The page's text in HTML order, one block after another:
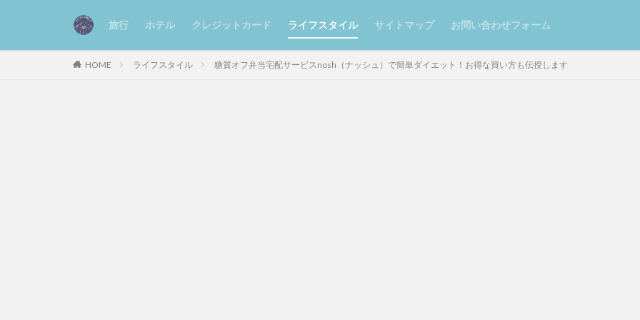
旅行 ホテル クレジットカード ライフスタイル サイトマップ お問い合わせフォーム
HOME ライフスタイル 糖質オフ弁当宅配サービスnosh（ナッシュ）で簡単ダイエット！お得な買い方も伝授します